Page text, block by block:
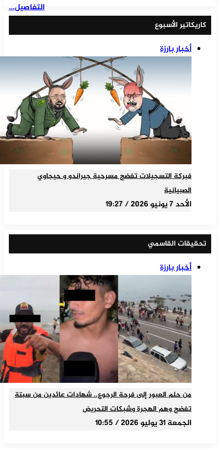
التفاصيل...
كاريكاتير الأسبوع
أخبار بارزة
فبركة التسجيلات تفضح مسرحية جيراندو و حيجاوي
الصبيانية
الأحد 7 يونيو 2026 / 19:27
تحقيقات القاسمي
أخبار بارزة
من حلم العبور إلى فرحة الرجوع.. شهادات عائدين من سبتة
تفضح وهم الهجرة وشبكات التحريض
الجمعة 31 يوليو 2026 / 10:55